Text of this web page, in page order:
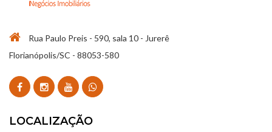
Rua Paulo Preis - 590, sala 10 - Jurerê
Florianópolis/SC - 88053-580
LOCALIZAÇÃO